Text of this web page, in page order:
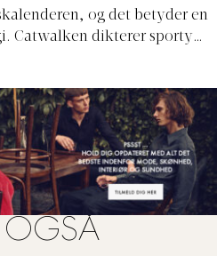
og det betyder en
Catwalken dikterer sporty
side 19.